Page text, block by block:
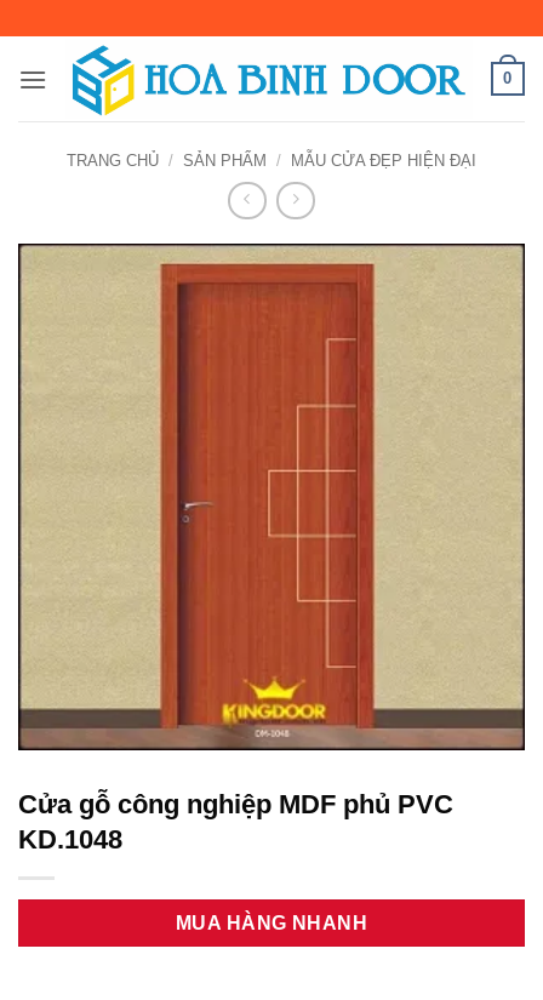
nội
0
TRANG CHỦ / SẢN PHẨM / MẪU CỬA ĐẸP HIỆN ĐẠI
Cửa gỗ công nghiệp MDF phủ PVC
KD.1048
MUA HÀNG NHANH